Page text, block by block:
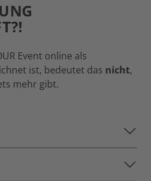
Event online als
ist, bedeutet das nicht,
mehr gibt.